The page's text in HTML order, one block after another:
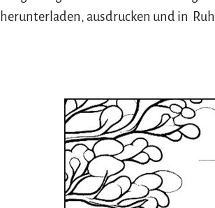
herunterladen, ausdrucken und in